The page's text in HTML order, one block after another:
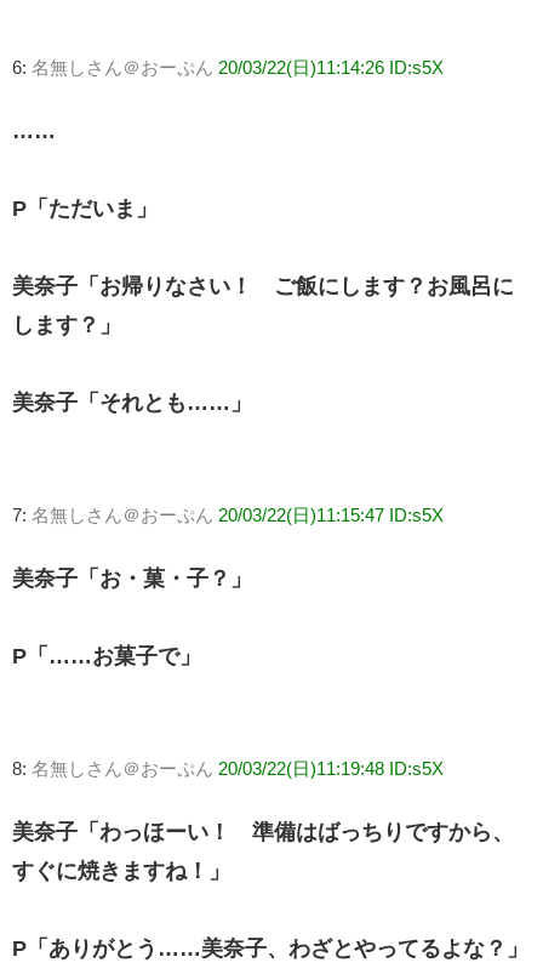
6: 名無しさん＠おーぷん 20/03/22(日)11:14:26 ID:s5X
……
P「ただいま」
美奈子「お帰りなさい！ ご飯にします？お風呂に
します？」
美奈子「それとも……」
7: 名無しさん＠おーぷん 20/03/22(日)11:15:47 ID:s5X
美奈子「お・菓・子？」
P「……お菓子で」
8: 名無しさん＠おーぷん 20/03/22(日)11:19:48 ID:s5X
美奈子「わっほーい！ 準備はばっちりですから、
すぐに焼きますね！」
P「ありがとう……美奈子、わざとやってるよな？」